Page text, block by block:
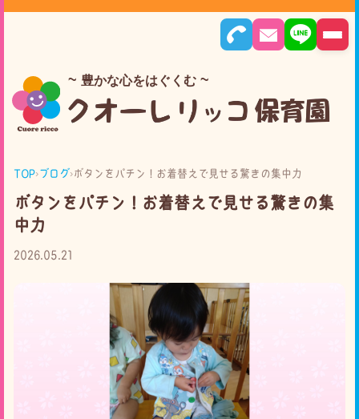
豊かな心をはぐくむ
TOP›ブログ ›ボタンをパチン！お着替えで見せる驚きの集中力
ボタンをパチン！お着替えで見せる驚きの集
中力
2026.05.21